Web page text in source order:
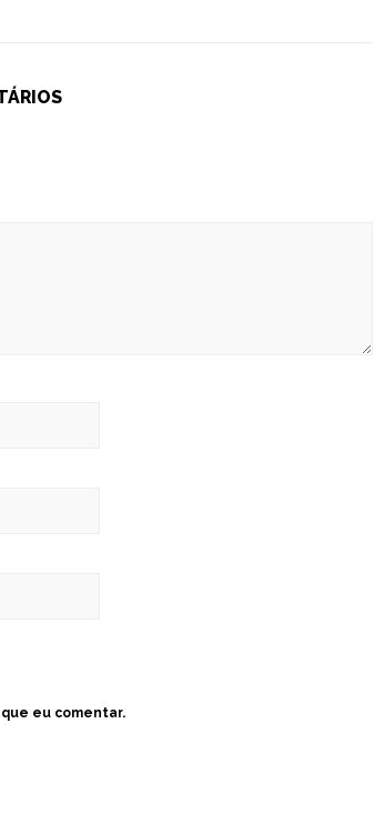
eu comentar.